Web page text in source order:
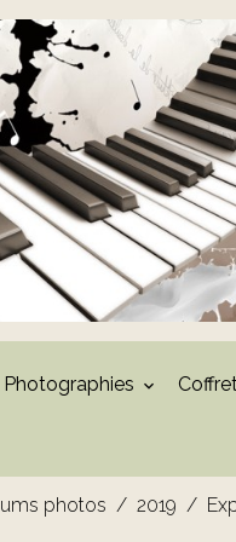
photos 2019